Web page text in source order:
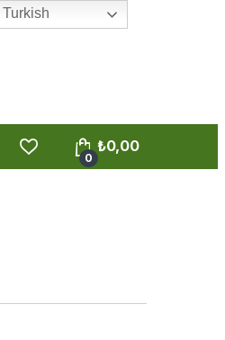
0
₺0,00
Turkish